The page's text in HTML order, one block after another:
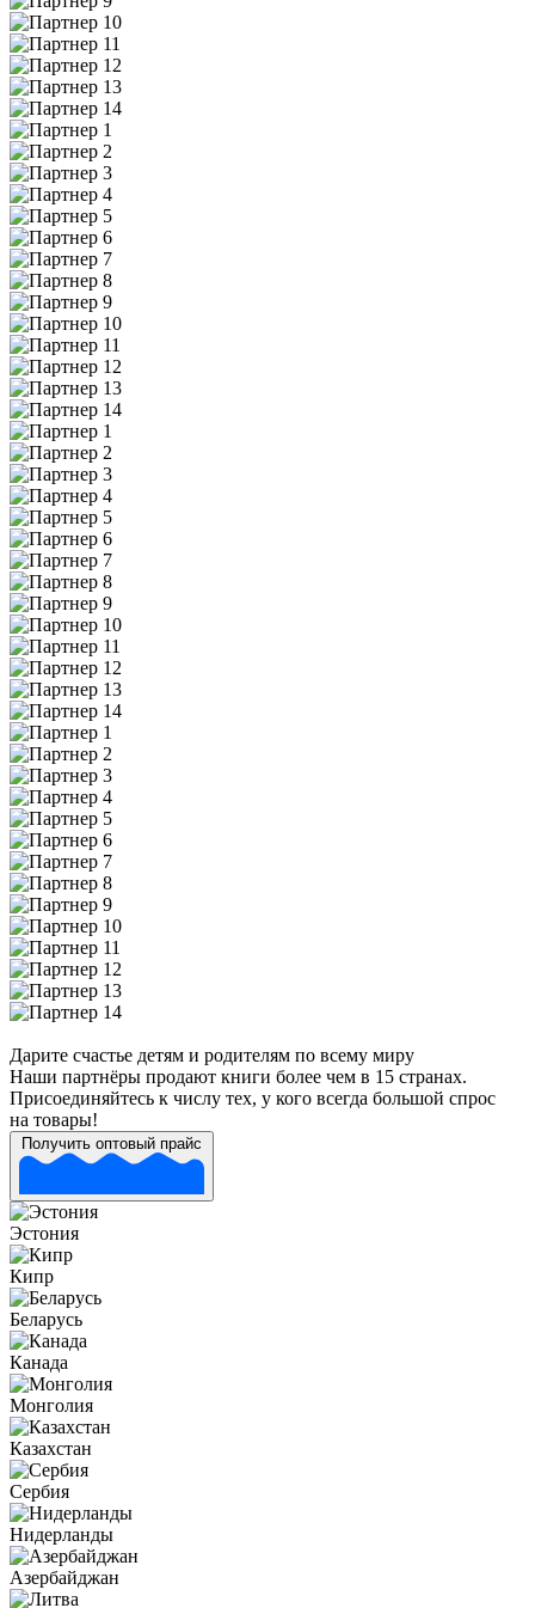
Дарите счастье детям и родителям по всему миру
Наши партнёры продают книги более чем в 15 странах.
Присоединяйтесь к числу тех, у кого всегда большой спрос
на товары!
Получить оптовый прайс
Эстония
Кипр
Беларусь
Канада
Монголия
Казахстан
Сербия
Нидерланды
Азербайджан